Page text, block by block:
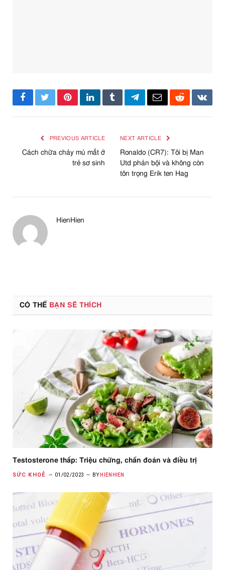
FacebookTwitterPinterestLinkedInTumblrTelegramEmailReddit
PREVIOUS ARTICLE
Cách chữa chảy mủ mắt ở
trẻ sơ sinh
NEXT ARTICLE
Ronaldo (CR7): Tôi bị Man
Utd phản bội và không còn
tôn trọng Erik ten Hag
HienHien
CÓ THỂ BẠN SẼ THÍCH
Testosterone thấp: Triệu chứng, chẩn đoán và điều trị
SỨC KHOẺ 01/02/2023 BY HIENHIEN